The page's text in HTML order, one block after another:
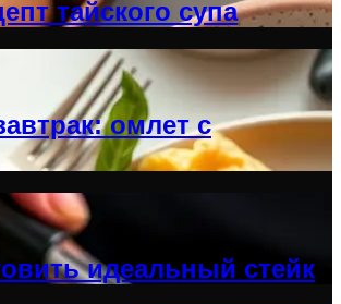
тайского супа
омлет с
идеальный стейк